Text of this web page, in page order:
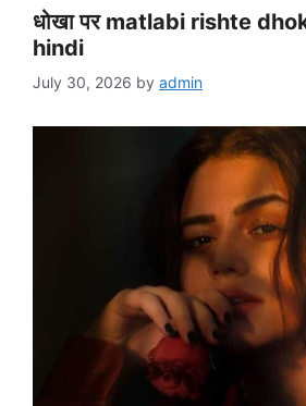
धोखा पर matlabi rishte
hindi
July 30, 2026 by admin